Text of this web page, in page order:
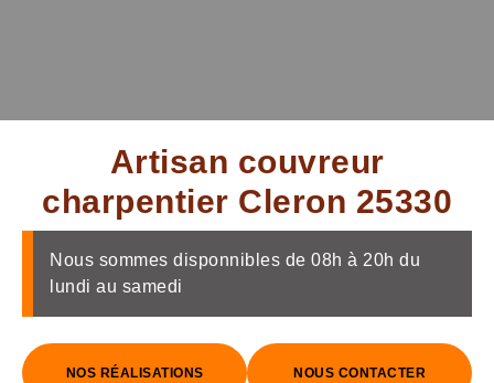
Artisan couvreur
charpentier Cleron 25330
Nous sommes disponnibles de 08h à 20h du
lundi au samedi
NOS RÉALISATIONS NOUS CONTACTER